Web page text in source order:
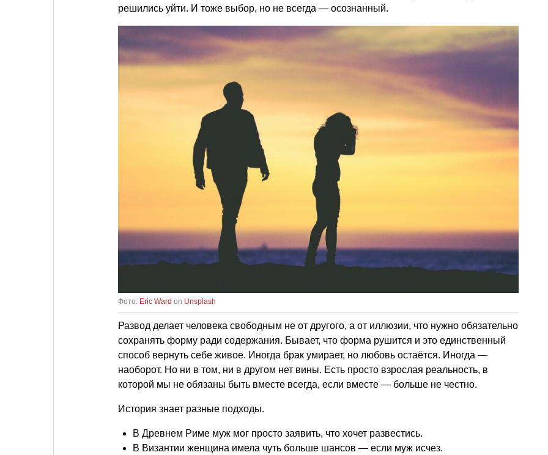
решились уйти. И тоже выбор, но не всегда — осознанный.
Фото: Eric Ward on Unsplash
Развод делает человека свободным не от другого, а от иллюзии, что нужно обязательно
сохранять форму ради содержания. Бывает, что форма рушится и это единственный
способ вернуть себе живое. Иногда брак умирает, но любовь остаётся. Иногда —
наоборот. Но ни в том, ни в другом нет вины. Есть просто взрослая реальность, в
которой мы не обязаны быть вместе всегда, если вместе — больше не честно.
История знает разные подходы.
В Древнем Риме муж мог просто заявить, что хочет развестись.
В Византии женщина имела чуть больше шансов — если муж исчез.